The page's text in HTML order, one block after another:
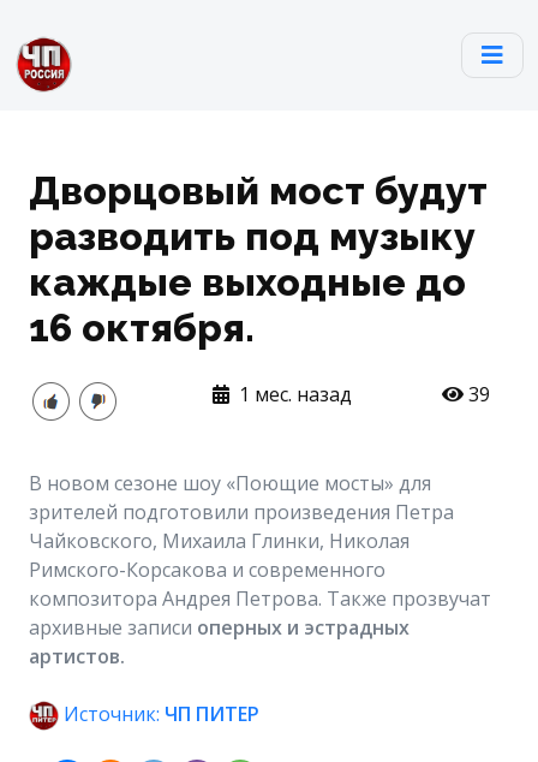
Дворцовый мост будут
разводить под музыку
каждые выходные до
16 октября.
1 мес. назад 39
В новом сезоне шоу «Поющие мосты» для
зрителей подготовили произведения Петра
Чайковского, Михаила Глинки, Николая
Римского-Корсакова и современного
композитора Андрея Петрова. Также прозвучат
архивные записи оперных и эстрадных
артистов.
Источник: ЧП ПИТЕР